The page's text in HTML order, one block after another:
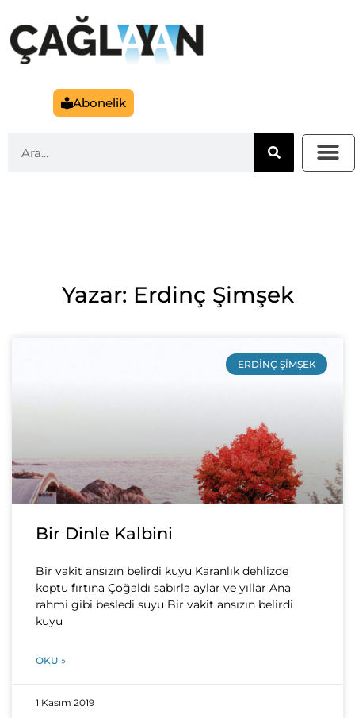
Abonelik
Yazar: Erdinç Şimşek
ERDINÇ ŞIMŞEK
Bir Dinle Kalbini
Bir vakit ansızın belirdi kuyu Karanlık dehlizde
koptu fırtına Çoğaldı sabırla aylar ve yıllar Ana
rahmi gibi besledi suyu Bir vakit ansızın belirdi
kuyu
OKU »
1 Kasım 2019